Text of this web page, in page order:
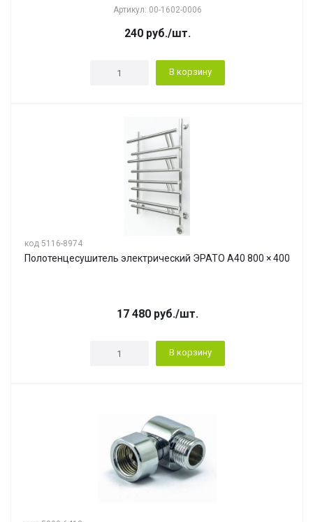
Артикул: 00-1602-0006
240руб./шт.
В корзину
код 5116-8974
Полотенцесушитель электрический ЭРАТО А40 800 × 400
17 480руб./шт.
В корзину